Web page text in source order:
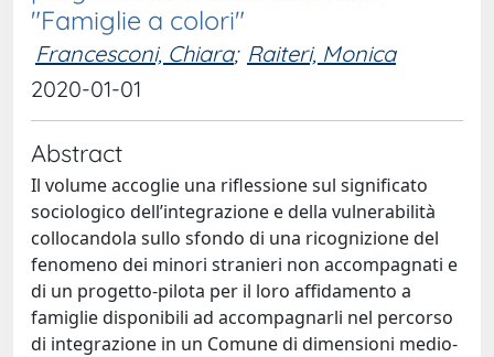
"Famiglie a colori"
Francesconi, Chiara; Raiteri, Monica
2020-01-01
Abstract
Il volume accoglie una riflessione sul significato
sociologico dell’integrazione e della vulnerabilità
collocandola sullo sfondo di una ricognizione del
fenomeno dei minori stranieri non accompagnati e
di un progetto-pilota per il loro affidamento a
famiglie disponibili ad accompagnarli nel percorso
di integrazione in un Comune di dimensioni medio-